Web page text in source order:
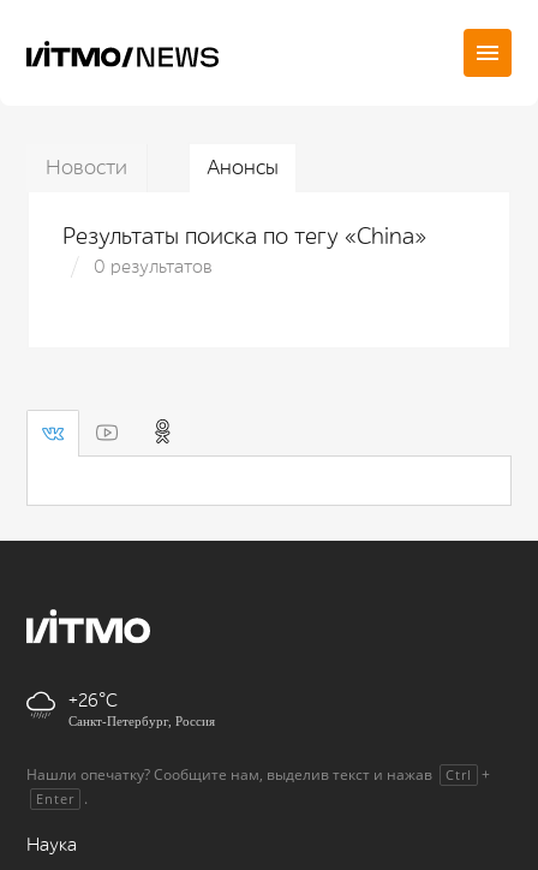
Новости Анонсы
Результаты поиска по тегу «China»
0 результатов
+26
Санкт-Петербург, Россия
Нашли опечатку? Сообщите нам, выделив текст и нажав Ctrl +
Enter .
Наука